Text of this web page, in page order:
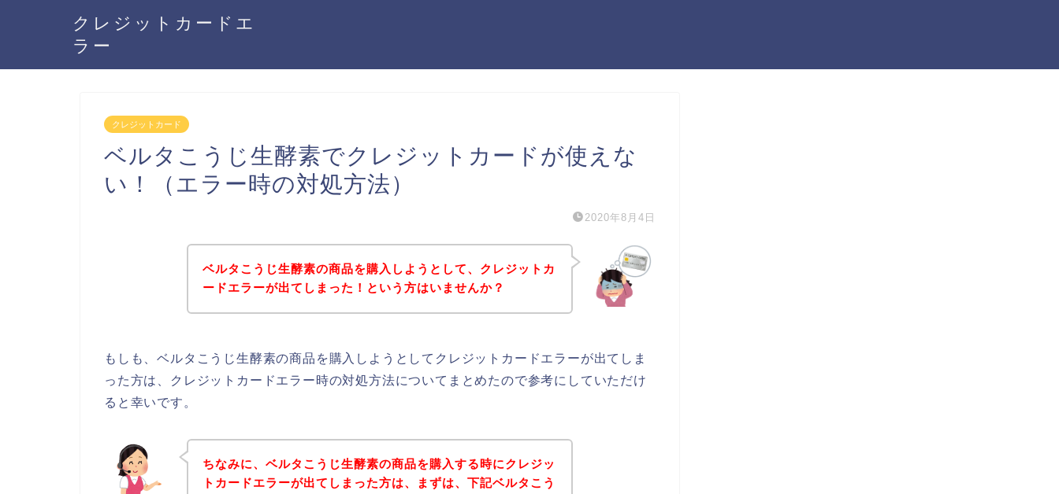
クレジットカードエ
ラー
クレジットカード
ベルタこうじ生酵素でクレジットカードが使えな
い！（エラー時の対処方法）
2020年8月4日
ベルタこうじ生酵素の商品を購入しようとして、クレジットカ
ードエラーが出てしまった！という方はいませんか？
もしも、ベルタこうじ生酵素の商品を購入しようとしてクレジットカードエラーが出てしま
った方は、クレジットカードエラー時の対処方法についてまとめたので参考にしていただけ
ると幸いです。
ちなみに、ベルタこうじ生酵素の商品を購入する時にクレジッ
トカードエラーが出てしまった方は、まずは、下記ベルタこう